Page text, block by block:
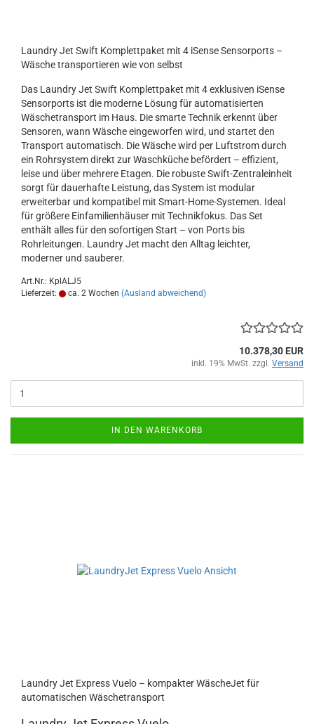
Laundry Jet Swift Komplettpaket mit 4 iSense Sensorports –
Wäsche transportieren wie von selbst
Das Laundry Jet Swift Komplettpaket mit 4 exklusiven iSense
Sensorports ist die moderne Lösung für automatisierten
Wäschetransport im Haus. Die smarte Technik erkennt über
Sensoren, wann Wäsche eingeworfen wird, und startet den
Transport automatisch. Die Wäsche wird per Luftstrom durch
ein Rohrsystem direkt zur Waschküche befördert – effizient,
leise und über mehrere Etagen. Die robuste Swift-Zentraleinheit
sorgt für dauerhafte Leistung, das System ist modular
erweiterbar und kompatibel mit Smart-Home-Systemen. Ideal
für größere Einfamilienhäuser mit Technikfokus. Das Set
enthält alles für den sofortigen Start – von Ports bis
Rohrleitungen. Laundry Jet macht den Alltag leichter,
moderner und sauberer.
Art.Nr.: KplALJ5
Lieferzeit:
ca. 2 Wochen (Ausland abweichend)
10.378,30 EUR
inkl. 19% MwSt. zzgl. Versand
IN DEN WARENKORB
Laundry Jet Express Vuelo – kompakter WäscheJet für
automatischen Wäschetransport